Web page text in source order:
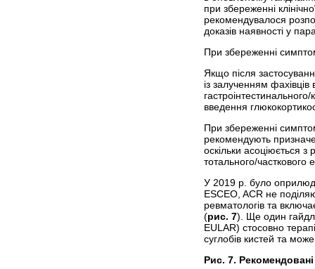
при збереженні
рекомендувалося
доказів наявності у
При збереженні
Якщо після
із залученням
введення
При збереженні
рекомендують
оскільки асоціюється
тотального/
У 2019 р. було
ESCEO, ACR не
ревматологів та
(рис. 7). Ще один
EULAR) стосовно
суглобів кистей та
Рис. 7.